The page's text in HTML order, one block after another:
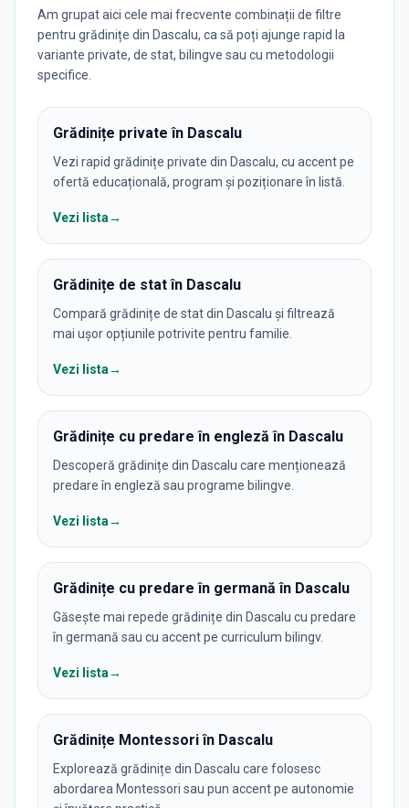
Am grupat aici cele mai frecvente combinații de filtre
pentru grădinițe din Dascalu, ca să poți ajunge rapid la
variante private, de stat, bilingve sau cu metodologii
specifice.
Grădinițe private în Dascalu
Vezi rapid grădinițe private din Dascalu, cu accent pe
ofertă educațională, program și poziționare în listă.
Vezi lista→
Grădinițe de stat în Dascalu
Compară grădinițe de stat din Dascalu și filtrează
mai ușor opțiunile potrivite pentru familie.
Vezi lista→
Grădinițe cu predare în engleză în Dascalu
Descoperă grădinițe din Dascalu care menționează
predare în engleză sau programe bilingve.
Vezi lista→
Grădinițe cu predare în germană în Dascalu
Găsește mai repede grădinițe din Dascalu cu predare
în germană sau cu accent pe curriculum bilingv.
Vezi lista→
Grădinițe Montessori în Dascalu
Explorează grădinițe din Dascalu care folosesc
abordarea Montessori sau pun accent pe autonomie